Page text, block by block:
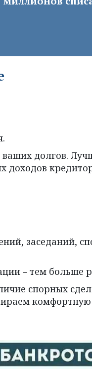
долгов.
доходов
заседаний,
– тем больше
спорных